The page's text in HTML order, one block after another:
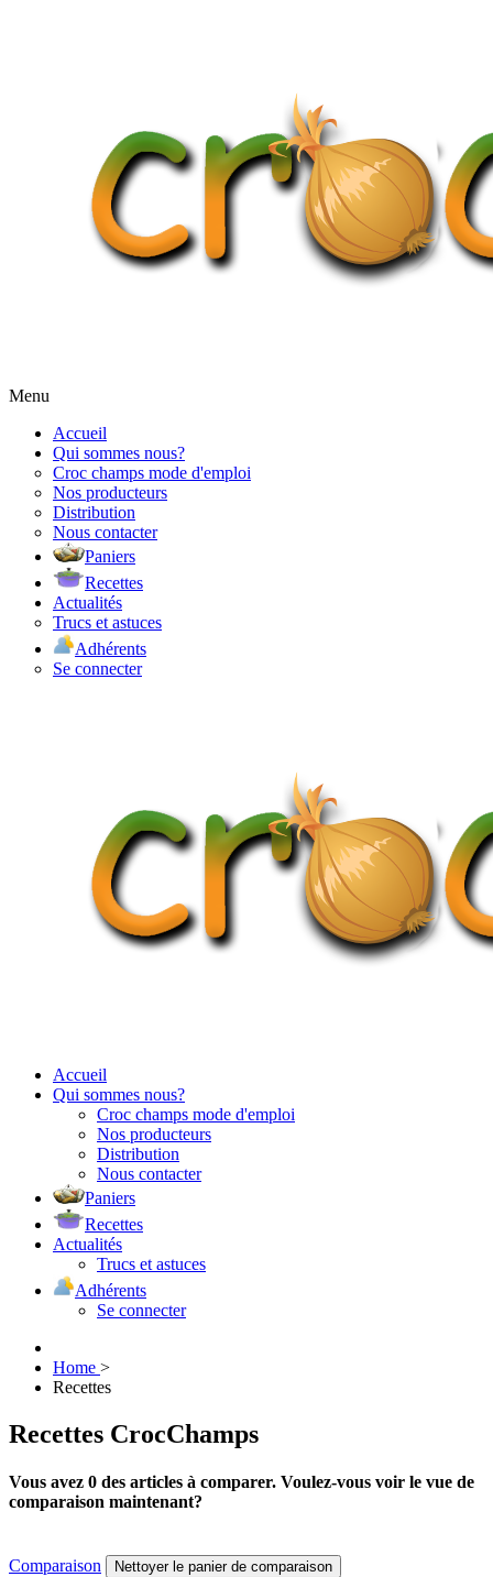
Menu
Accueil
Qui sommes nous?
Croc champs mode d'emploi
Nos producteurs
Distribution
Nous contacter
Paniers
Recettes
Actualités
Trucs et astuces
Adhérents
Se connecter
Accueil
Qui sommes nous?
Croc champs mode d'emploi
Nos producteurs
Distribution
Nous contacter
Paniers
Recettes
Actualités
Trucs et astuces
Adhérents
Se connecter
Home >
Recettes
Recettes CrocChamps
Vous avez 0 des articles à comparer. Voulez-vous voir le vue de
comparaison maintenant?
Comparaison Nettoyer le panier de comparaison